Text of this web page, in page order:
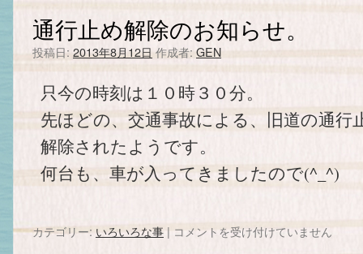
す。
は
通行止め解除のお知らせ。
投稿日: 2013年8月12日 作成者: GEN
只今の時刻は１０時３０分。
先ほどの、交通事故による、旧道の通行
解除されたようです。
何台も、車が入ってきましたので(^_^)
カテゴリー: いろいろな事 | 通
コメントを受け付けていません